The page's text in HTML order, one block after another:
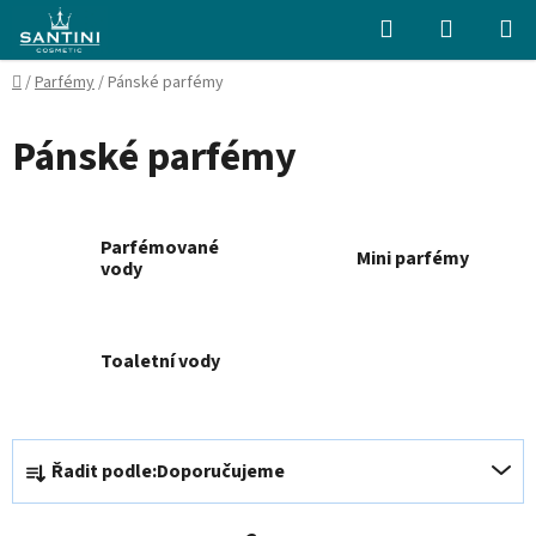
obsah
Hledat
KOŠÍK
Domů
/Parfémy/Pánské parfémy
Pánské parfémy
Parfémované
vody
Mini parfémy
Toaletní vody
Ř
z
Řadit podle:Doporučujeme